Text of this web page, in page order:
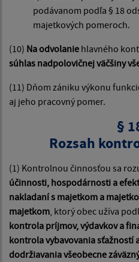
podávanom podľa § 18
majetkových pomeroch.
(10) Na odvolanie hlavného
súhlas nadpolovičnej väčšiny
(11) Dňom zániku výkonu
aj jeho pracovný pomer.
§
Rozsah
(1) Kontrolnou činnosťou sa
účinnosti, hospodárnosti a
nakladaní s majetkom a
majetkom, ktorý obec užíva
kontrola príjmov, výdavkov a
kontrola vybavovania sťažností
dodržiavania všeobecne